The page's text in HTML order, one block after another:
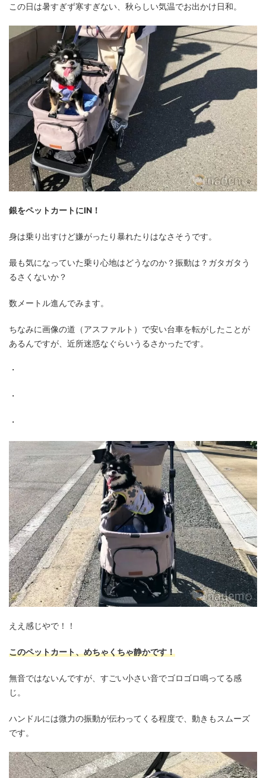
この日は暑すぎず寒すぎない、秋らしい気温でお出かけ日和。
銀をペットカートにIN！
身は乗り出すけど嫌がったり暴れたりはなさそうです。
最も気になっていた乗り心地はどうなのか？振動は？ガタガタう
るさくないか？
数メートル進んでみます。
ちなみに画像の道（アスファルト）で安い台車を転がしたことが
あるんですが、近所迷惑なぐらいうるさかったです。
・
・
・
ええ感じやで！！
このペットカート、めちゃくちゃ静かです！
無音ではないんですが、すごい小さい音でゴロゴロ鳴ってる感
じ。
ハンドルには微力の振動が伝わってくる程度で、動きもスムーズ
です。